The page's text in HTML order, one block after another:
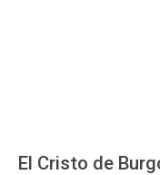
El Cristo de